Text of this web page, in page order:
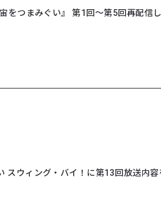
をつまみぐい』 第1回～第5回再配信
スウィング・バイ！に第13回放送内容